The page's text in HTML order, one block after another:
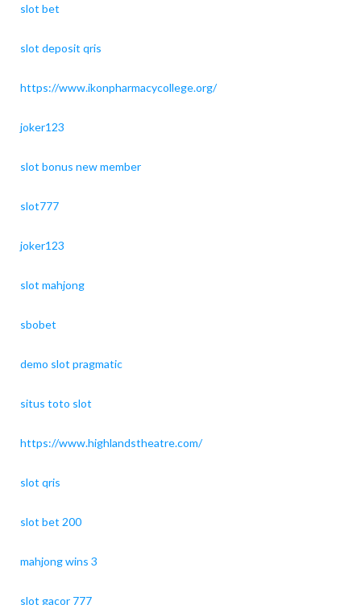
slot bet
slot deposit qris
https://www.ikonpharmacycollege.org/
joker123
slot bonus new member
slot777
joker123
slot mahjong
sbobet
demo slot pragmatic
situs toto slot
https://www.highlandstheatre.com/
slot qris
slot bet 200
mahjong wins 3
slot gacor 777